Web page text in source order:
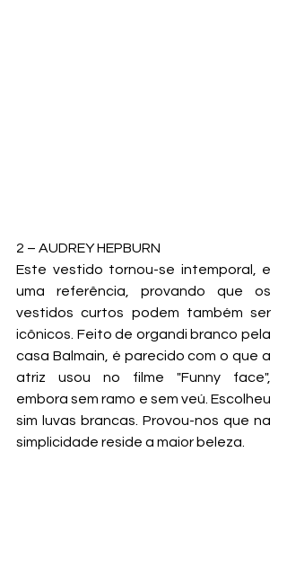
2 – AUDREY HEPBURN
Este vestido tornou-se intemporal, e
uma referência, provando que os
vestidos curtos podem também ser
icônicos. Feito de organdi branco pela
casa Balmain, é parecido com o que a
atriz usou no filme "Funny face",
embora sem ramo e sem veú. Escolheu
sim luvas brancas. Provou-nos que na
simplicidade reside a maior beleza.